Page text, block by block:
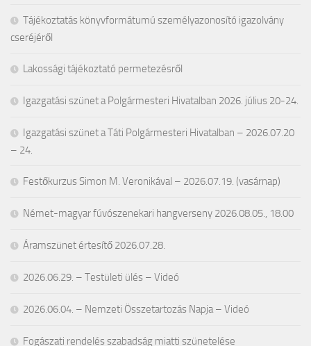
Tájékoztatás könyvformátumú személyazonosító igazolvány
cseréjéről
Lakossági tájékoztató permetezésről
Igazgatási szünet a Polgármesteri Hivatalban 2026. július 20-24.
Igazgatási szünet a Táti Polgármesteri Hivatalban – 2026.07.20
– 24.
Festőkurzus Simon M. Veronikával – 2026.07.19. (vasárnap)
Német-magyar fúvószenekari hangverseny 2026.08.05., 18.00
Áramszünet értesítő 2026.07.28.
2026.06.29. – Testületi ülés – Videó
2026.06.04. – Nemzeti Összetartozás Napja – Videó
Fogászati rendelés szabadság miatti szünetelése